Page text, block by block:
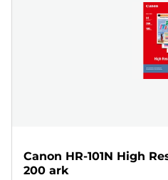
Canon HR-101N High
200 ark